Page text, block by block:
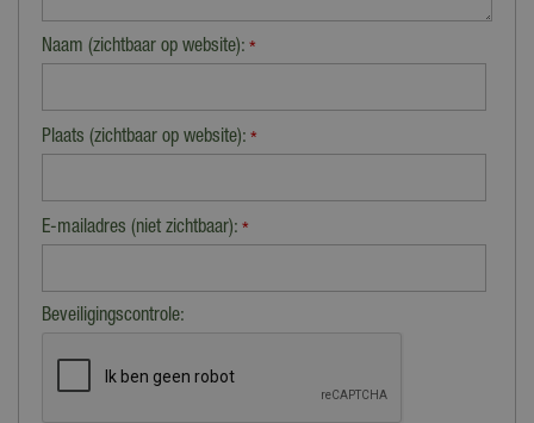
Naam (zichtbaar op website): *
Plaats (zichtbaar op website): *
E-mailadres (niet zichtbaar): *
Beveiligingscontrole: